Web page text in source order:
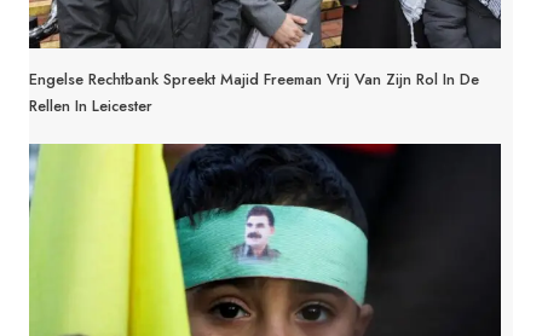
Engelse Rechtbank Spreekt Majid Freeman Vrij Van Zijn Rol In De
Rellen In Leicester